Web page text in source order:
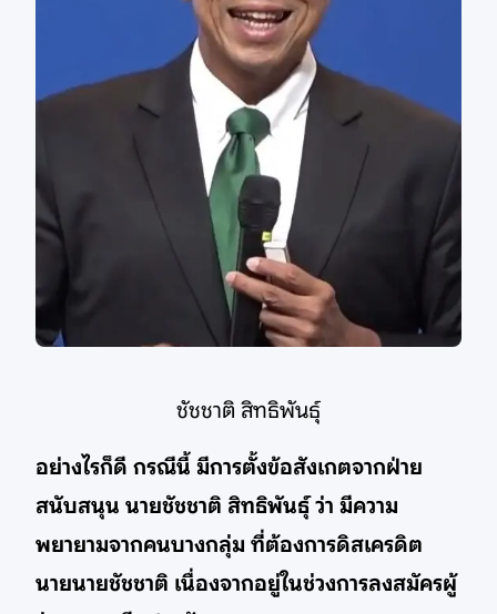
ชัชชาติ สิทธิพันธุ์
อย่างไรก็ดี กรณีนี้ มีการตั้งข้อสังเกตจากฝ่าย
สนับสนุน นายชัชชาติ สิทธิพันธุ์ ว่า มีความ
พยายามจากคนบางกลุ่ม ที่ต้องการดิสเครดิต
นายนายชัชชาติ เนื่องจากอยู่ในช่วงการลงสมัครผู้